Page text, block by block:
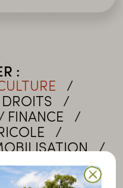
:
DROITS
FINANCE
ANNUEL
TERANGA